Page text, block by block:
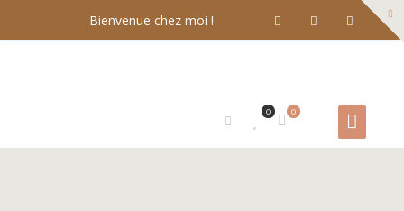
Bienvenue chez moi !
0
0